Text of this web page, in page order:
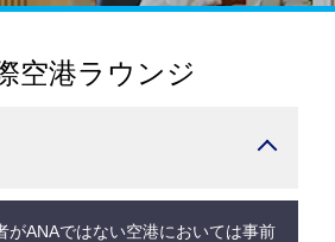
空港ラウンジ
がANAではない空港においては事前